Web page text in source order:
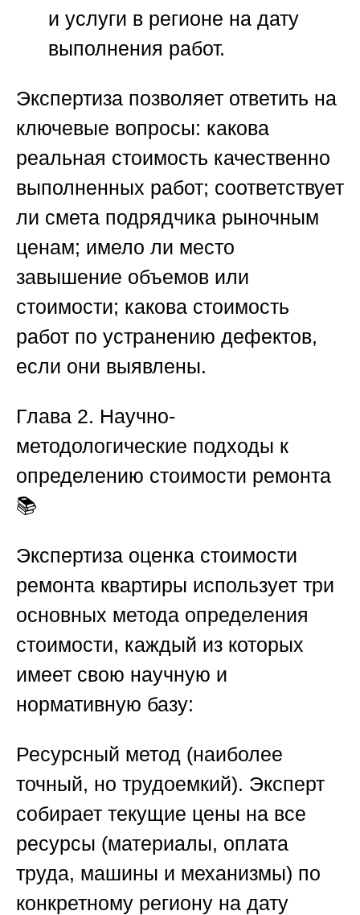
и услуги в регионе на дату
выполнения работ.
Экспертиза позволяет ответить на
ключевые вопросы: какова
реальная стоимость качественно
выполненных работ; соответствует
ли смета подрядчика рыночным
ценам; имело ли место
завышение объемов или
стоимости; какова стоимость
работ по устранению дефектов,
если они выявлены.
Глава 2. Научно-
методологические подходы к
определению стоимости ремонта
📚
Экспертиза оценка стоимости
ремонта квартиры использует три
основных метода определения
стоимости, каждый из которых
имеет свою научную и
нормативную базу:
Ресурсный метод (наиболее
точный, но трудоемкий). Эксперт
собирает текущие цены на все
ресурсы (материалы, оплата
труда, машины и механизмы) по
конкретному региону на дату